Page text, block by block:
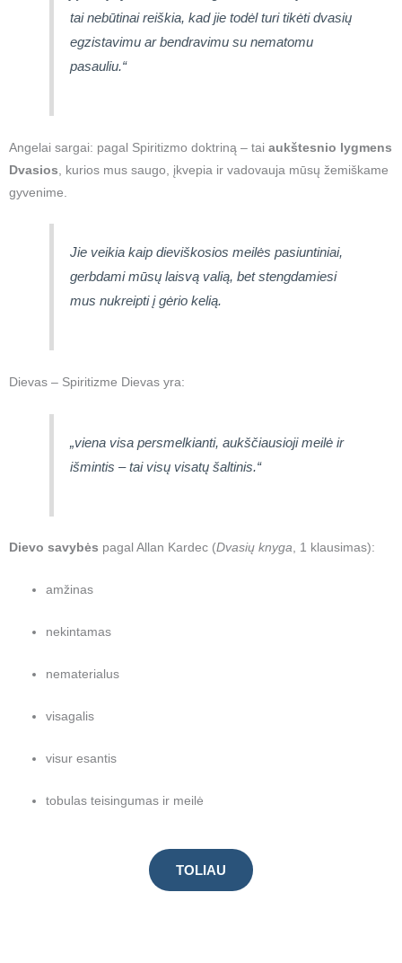
tai nebūtinai reiškia, kad jie todėl turi tikėti dvasių
egzistavimu ar bendravimu su nematomu
pasauliu.“
Angelai sargai: pagal Spiritizmo doktriną – tai aukštesnio lygmens
Dvasios , kurios mus saugo, įkvepia ir vadovauja mūsų žemiškame
gyvenime.
Jie veikia kaip dieviškosios meilės pasiuntiniai,
gerbdami mūsų laisvą valią, bet stengdamiesi
mus nukreipti į gėrio kelią.
Dievas – Spiritizme Dievas yra:
„viena visa persmelkianti, aukščiausioji meilė ir
išmintis – tai visų visatų šaltinis.“
Dievo savybės pagal Allan Kardec (Dvasių knyga, 1 klausimas):
amžinas
nekintamas
nematerialus
visagalis
visur esantis
tobulas teisingumas ir meilė
TOLIAU